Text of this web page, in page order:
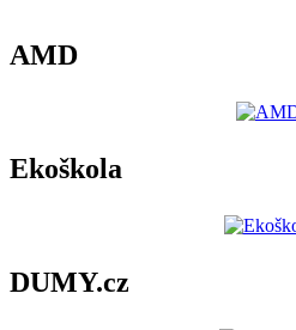
AMD
Ekoškola
DUMY.cz